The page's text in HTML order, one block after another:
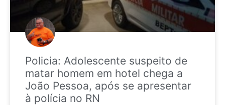
Policia: Adolescente suspeito de
matar homem em hotel chega a
João Pessoa, após se apresentar
à polícia no RN